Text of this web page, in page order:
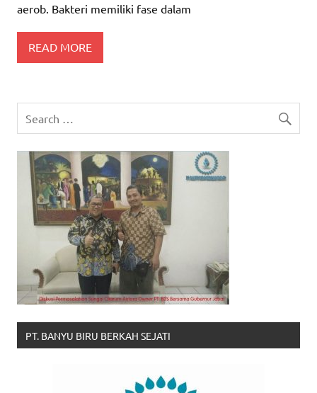
aerob. Bakteri memiliki fase dalam
READ MORE
PT. BANYU BIRU BERKAH SEJATI